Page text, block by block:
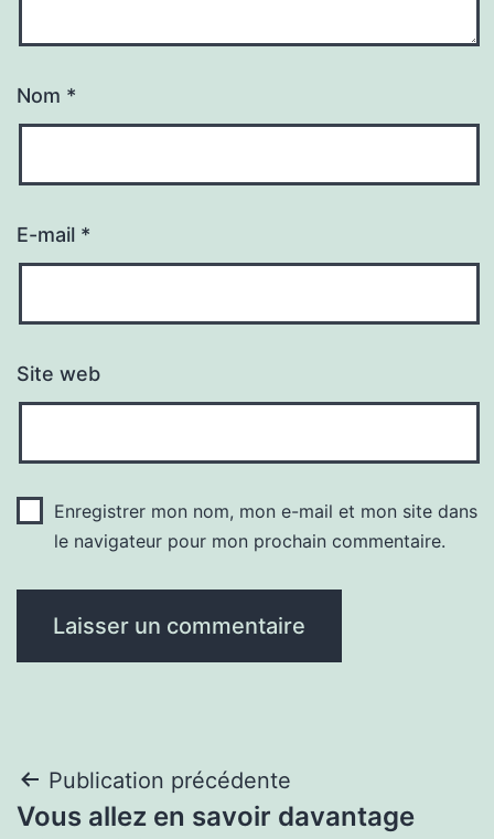
Nom *
E-mail *
Site web
Enregistrer mon nom, mon e-mail et mon site dans
le navigateur pour mon prochain commentaire.
Navigation
Publication précédente
Vous allez en savoir davantage